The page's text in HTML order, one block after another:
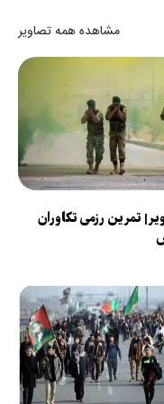
مشاهده همه تصاویر
تمرین رزمی تکاوران